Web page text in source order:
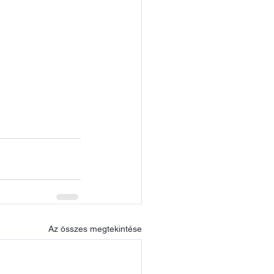
Az összes megtekintése